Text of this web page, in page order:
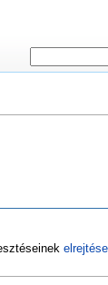
elrejtése